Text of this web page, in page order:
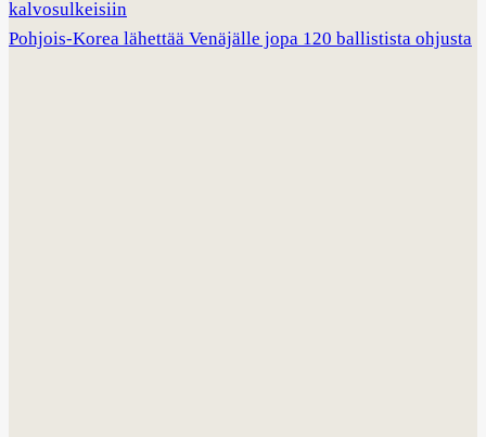
kalvosulkeisiin
Pohjois-Korea lähettää Venäjälle jopa 120 ballistista ohjusta